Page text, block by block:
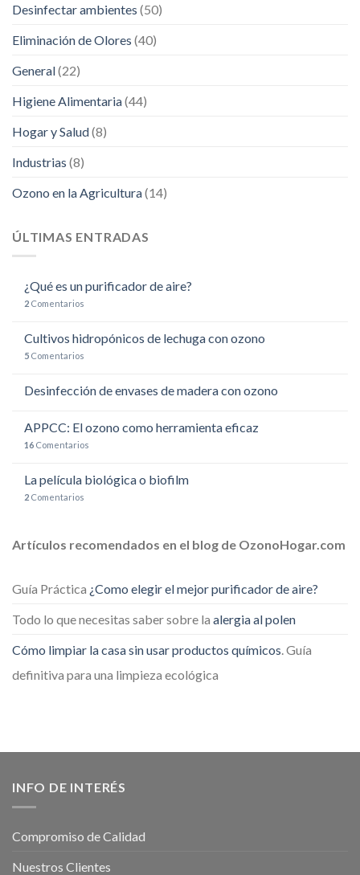
Desinfectar ambientes (50)
Eliminación de Olores (40)
General(22)
Higiene Alimentaria(44)
Hogar y Salud(8)
Industrias (8)
Ozono en la Agricultura(14)
ÚLTIMAS ENTRADAS
¿Qué es un purificador de aire?
2 Comentarios
Cultivos hidropónicos de lechuga con ozono
5 Comentarios
Desinfección de envases de madera con ozono
APPCC: El ozono como herramienta eficaz
16 Comentarios
La película biológica o biofilm
2 Comentarios
Artículos recomendados en el blog de OzonoHogar.com
Guía Práctica ¿Como elegir el mejor purificador de aire?
Todo lo que necesitas saber sobre la alergia al polen
Cómo limpiar la casa sin usar productos químicos. Guía
definitiva para una limpieza ecológica
INFO DE INTERÉS
Compromiso de Calidad
Nuestros Clientes